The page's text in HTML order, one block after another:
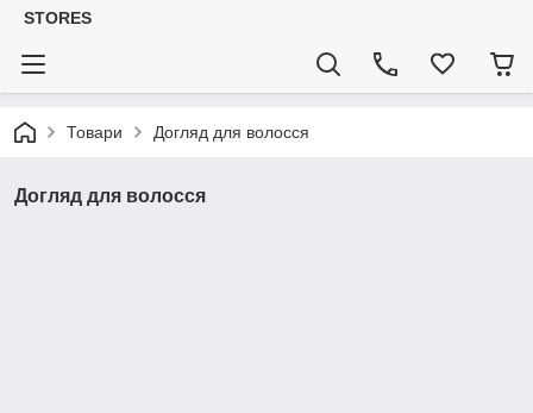
STORES
Товари Догляд для волосся
Догляд для волосся